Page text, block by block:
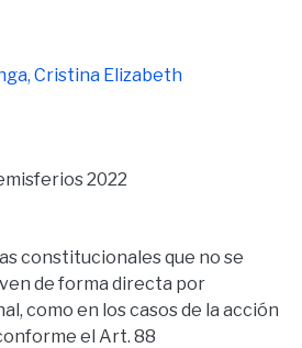
Cristina Elizabeth
2022
constitucionales que no se
de forma directa por
como en los casos de la acción
el Art. 88